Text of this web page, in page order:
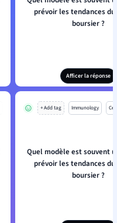
prévoir les tendances
boursier ?
Afficer la réponse
+ Add tag Immunology
Quel modèle est souvent
prévoir les tendances
boursier ?